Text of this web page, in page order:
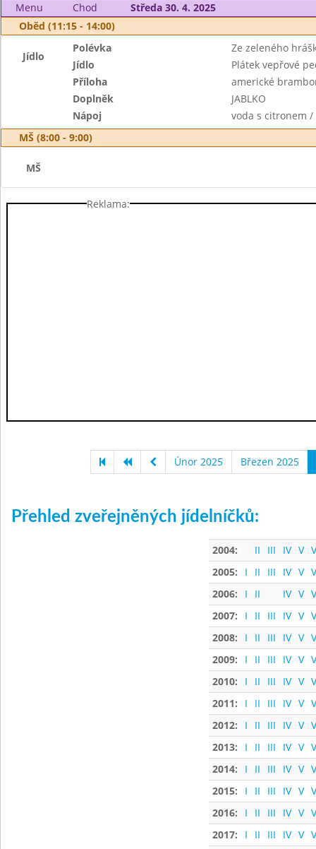
Menu Chod
Středa 30. 4. 2025
Oběd (11:15 - 14:00)
Jídlo
Polévka
Ze zeleného
Jídlo
Plátek vepřové
Příloha
americké
Doplněk
JABLKO
Nápoj
voda s citronem
MŠ (8:00 - 9:00)
MŠ
Reklama:
Únor 2025 Březen 2025
Přehled zveřejněných jídelníčků:
2004: II III IV V
2005:
I II III IV V
2006:
I II IV V
2007:
I II III IV V
2008:
I II III IV V
2009:
I II III IV V
2010:
I II III IV V
2011:
I II III IV V
2012:
I II III IV V
2013:
I II III IV V
2014:
I II III IV V
2015:
I II III IV V
2016:
I II III IV V
2017:
I II III IV V